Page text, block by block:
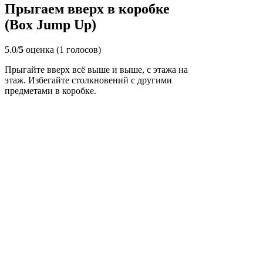
Прыгаем вверх в коробке
(Box Jump Up)
5.0/5 оценка (1 голосов)
Прыгайте вверх всё выше и выше, с этажа на
этаж. Избегайте столкновений с другими
предметами в коробке.